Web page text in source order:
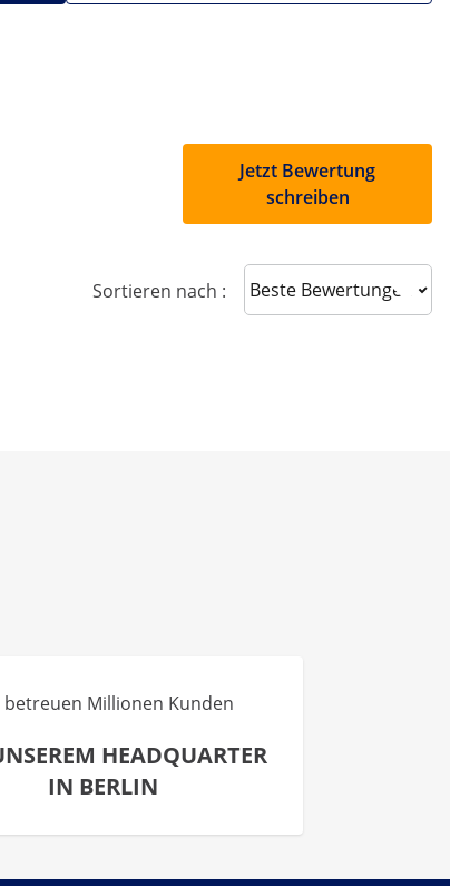
Jetzt Bewertung
schreiben
Sortieren nach : Sort reviews
betreuen Millionen Kunden
HEADQUARTER
IN BERLIN